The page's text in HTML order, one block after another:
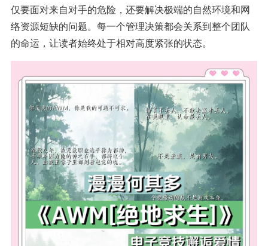
仅要面对来自对手的危险，还要解决极端的自然环境和网
络资源短缺的问题。每一个管理决策都会关系到整个团队
的命运，让读者始终处于相对高度紧张的状态。